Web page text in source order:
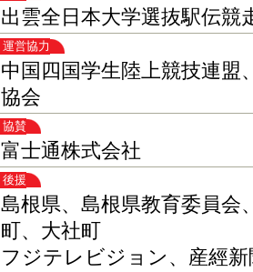
出雲全日本大学選抜駅伝競
運営協力
中国四国学生陸上競技連盟
協会
協賛
富士通株式会社
後援
島根県、島根県教育委員会
町、大社町
フジテレビジョン、産經